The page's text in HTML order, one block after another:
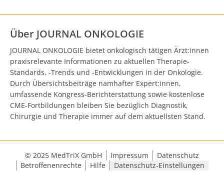
Über JOURNAL ONKOLOGIE
JOURNAL ONKOLOGIE bietet onkologisch tätigen Ärzt:innen
praxisrelevante Informationen zu aktuellen Therapie-
Standards, -Trends und -Entwicklungen in der Onkologie.
Durch Übersichtsbeiträge namhafter Expert:innen,
umfassende Kongress-Berichterstattung sowie kostenlose
CME-Fortbildungen bleiben Sie bezüglich Diagnostik,
Chirurgie und Therapie immer auf dem aktuellsten Stand.
© 2025 MedTriX GmbH Impressum
Datenschutz
Betroffenenrechte
Hilfe Datenschutz-Einstellungen